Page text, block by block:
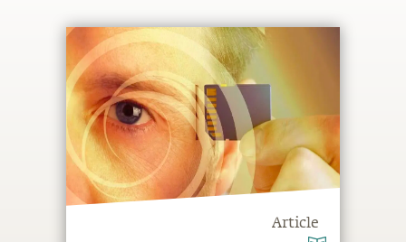
Article